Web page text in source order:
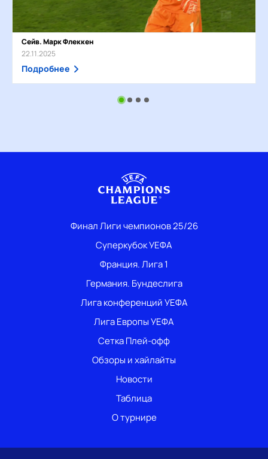
Сейв. Марк Флеккен
22.11.2025
Подробнее
Финал Лиги чемпионов 25/26
Суперкубок УЕФА
Франция. Лига 1
Германия. Бундеслига
Лига конференций УЕФА
Лига Европы УЕФА
Сетка Плей-офф
Обзоры и хайлайты
Новости
Таблица
О турнире